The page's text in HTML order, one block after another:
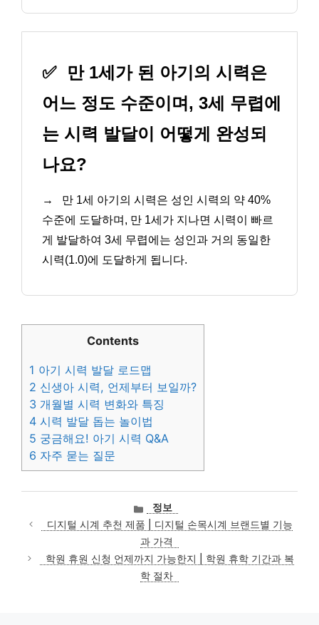
✅
만 1세가 된 아기의 시력은
어느 정도 수준이며, 3세 무렵에
는 시력 발달이 어떻게 완성되
나요?
→
만 1세 아기의 시력은 성인 시력의 약 40%
수준에 도달하며, 만 1세가 지나면 시력이 빠르
게 발달하여 3세 무렵에는 성인과 거의 동일한
시력(1.0)에 도달하게 됩니다.
Contents
1 아기 시력 발달 로드맵
2 신생아 시력, 언제부터 보일까?
3 개월별 시력 변화와 특징
4 시력 발달 돕는 놀이법
5 궁금해요! 아기 시력 Q&A
6 자주 묻는 질문
카
테
고
리
정보
디지털 시계 추천 제품 | 디지털 손목시계 브랜드별 기능
과 가격
학원 휴원 신청 언제까지 가능한지 | 학원 휴학 기간과 복
학 절차